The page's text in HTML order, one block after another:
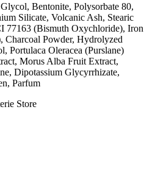
Bentonite, Polysorbate 80,
Silicate, Volcanic Ash, Stearic
77163 (Bismuth Oxychloride), Iron
Charcoal Powder, Hydrolyzed
Portulaca Oleracea (Purslane)
Morus Alba Fruit Extract,
Dipotassium Glycyrrhizate,
Parfum
Store